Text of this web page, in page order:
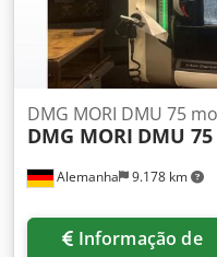
Alemanha 9.178 km
DMG MORI DMU 75
DMG MORI DMU